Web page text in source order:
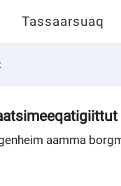
Tassaarsuaq
aamma